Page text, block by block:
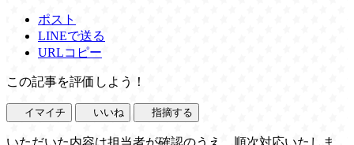
ポスト
LINEで送る
URLコピー
この記事を評価しよう！
イマイチ いいね 指摘する
いただいた内容は担当者が確認のうえ、順次対応いたしま